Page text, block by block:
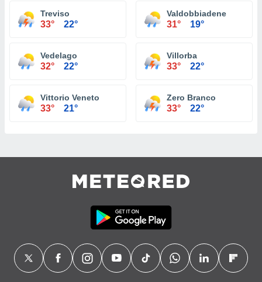
Treviso
33° 22°
Valdobbiadene
31° 19°
Vedelago
32° 22°
Villorba
33° 22°
Vittorio Veneto
33° 21°
Zero Branco
33° 22°